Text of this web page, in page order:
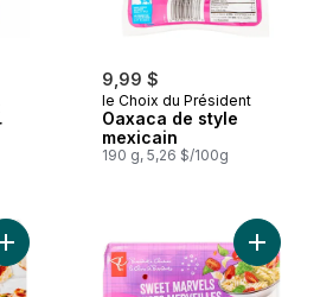
9,99 $
le Choix du Président
Oaxaca de style
mexicain
190 g, 5,26 $/100g
Ajouter Enchil-empilada au poulet mole
Ajouter